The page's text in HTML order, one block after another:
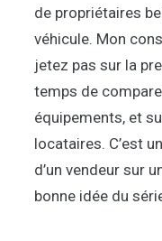
de propriétaires
véhicule. Mon
jetez pas sur la
temps de
équipements, et
locataires. C’est
d’un vendeur sur
bonne idée du